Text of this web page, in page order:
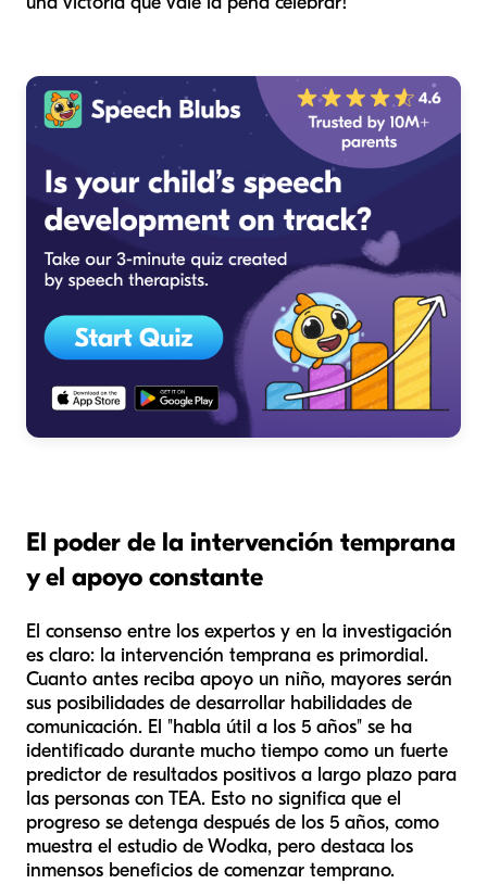
El poder de la intervención temprana
y el apoyo constante
El consenso entre los expertos y en la investigación
es claro: la intervención temprana es primordial.
Cuanto antes reciba apoyo un niño, mayores serán
sus posibilidades de desarrollar habilidades de
comunicación. El "habla útil a los 5 años" se ha
identificado durante mucho tiempo como un fuerte
predictor de resultados positivos a largo plazo para
las personas con TEA. Esto no significa que el
progreso se detenga después de los 5 años, como
muestra el estudio de Wodka, pero destaca los
inmensos beneficios de comenzar temprano.